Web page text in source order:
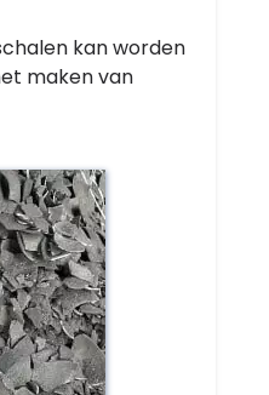
kan worden
maken van